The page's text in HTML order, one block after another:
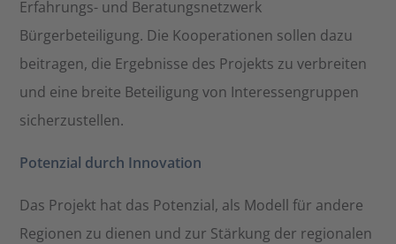
Erfahrungs- und Beratungsnetzwerk
Bürgerbeteiligung. Die Kooperationen sollen dazu
beitragen, die Ergebnisse des Projekts zu verbreiten
und eine breite Beteiligung von Interessengruppen
sicherzustellen.
Potenzial durch Innovation
Das Projekt hat das Potenzial, als Modell für andere
Regionen zu dienen und zur Stärkung der regionalen